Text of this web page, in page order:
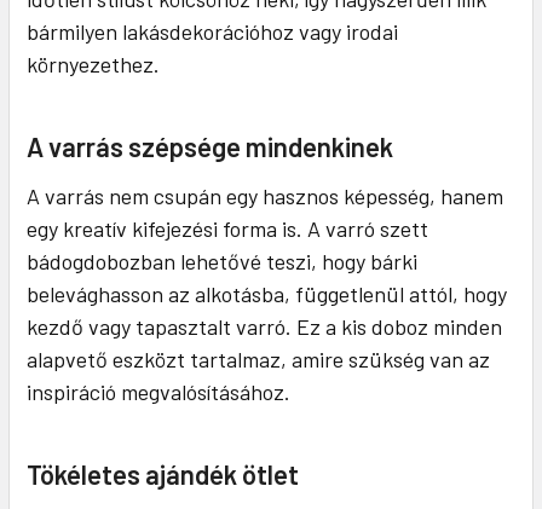
bármilyen lakásdekorációhoz vagy irodai
környezethez.
A varrás szépsége mindenkinek
A varrás nem csupán egy hasznos képesség, hanem
egy kreatív kifejezési forma is. A varró szett
bádogdobozban lehetővé teszi, hogy bárki
belevághasson az alkotásba, függetlenül attól, hogy
kezdő vagy tapasztalt varró. Ez a kis doboz minden
alapvető eszközt tartalmaz, amire szükség van az
inspiráció megvalósításához.
Tökéletes ajándék ötlet